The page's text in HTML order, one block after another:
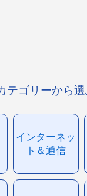
テゴリーから
インターネッ
ト＆通信